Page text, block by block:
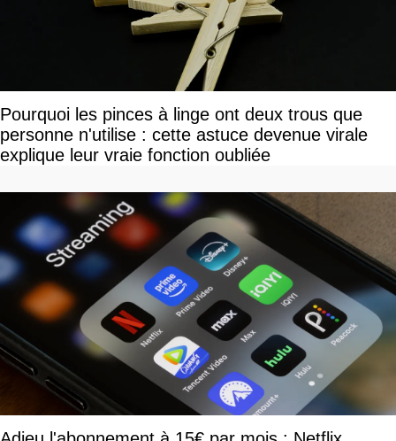
Pourquoi les pinces à linge ont deux trous que
personne n'utilise : cette astuce devenue virale
explique leur vraie fonction oubliée